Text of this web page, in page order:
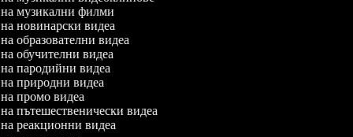
на музикални филми
на новинарски видеа
на образователни видеа
на обучителни видеа
на пародийни видеа
на природни видеа
на промо видеа
на пътешественически видеа
на реакционни видеа